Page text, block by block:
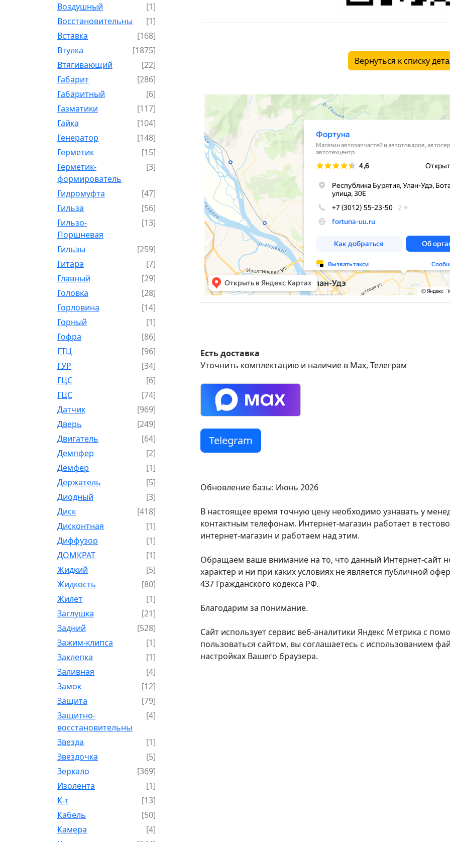
Воздушный
[1]
Восстановительный
[1]
Вставка
[168]
Втулка
[1875]
Втягивающий
[22]
Габарит
[286]
Габаритный
[6]
Газматики
[117]
Гайка
[104]
Генератор
[148]
Герметик
[15]
Герметик-
формирователь
[3]
Гидромуфта
[47]
Гильза
[56]
Гильзо-
Поршневая
[13]
Гильзы
[259]
Гитара
[7]
Главный
[29]
Головка
[28]
Горловина
[14]
Горный
[1]
Гофра
[86]
ГТЦ
[96]
ГУР
[34]
ГЦC
[6]
ГЦС
[74]
Датчик
[969]
Дверь
[249]
Двигатель
[64]
Демпфер
[2]
Демфер
[1]
Держатель
[5]
Диодный
[3]
Диск
[418]
Дисконтная
[1]
Диффузор
[1]
ДОМКРАТ
[1]
Жидкий
[5]
Жидкость
[80]
Жилет
[1]
Заглушка
[21]
Задний
[528]
Зажим-клипса
[1]
Заклепка
[1]
Заливная
[4]
Замок
[12]
Защита
[79]
Защитно-
восстановительный
[4]
Звезда
[1]
Звездочка
[5]
Зеркало
[369]
Изолента
[1]
К-т
[13]
Кабель
[50]
Камера
[4]
Вернуться к списку
Есть доставка
Уточнить комплектацию и наличие в Max, Телеграм
Telegram
Обновление базы: Июнь 2026
В настоящее время точную цену необходимо узнавать у
контактным телефонам. Интернет-магазин работает в
интернет-магазин и работаем над этим.
Обращаем ваше внимание на то, что данный Интернет-сайт
характер и ни при каких условиях не является публичной
437 Гражданского кодекса РФ.
Благодарим за понимание.
Сайт использует сервис веб-аналитики Яндекс Метрика с
пользоваться сайтом, вы соглашаетесь с использованием
настройках Вашего браузера.